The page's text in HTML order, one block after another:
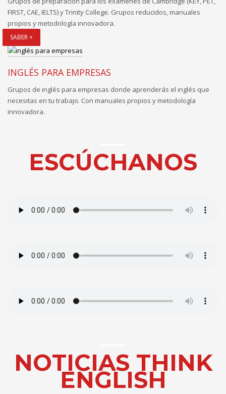
FIRST, CAE, IELTS) y Trinity College. Grupos reducidos, manuales
propios y metodología innovadora.
SABER +
INGLÉS PARA EMPRESAS
Grupos de inglés para empresas donde aprenderás el inglés que
necesitas en tu trabajo. Con manuales propios y metodología
innovadora.
ESCÚCHANOS
NOTICIAS THINK
ENGLISH